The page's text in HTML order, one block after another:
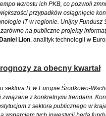
wzrostu ich PKB, co pozwoli
przypadków osiągnięcie
IT w regionie. Unijny Fundusz
na publiczne projekty
Lion, analityk technologii w
za obecny kwartał
sektora IT w Europie Środkowo-
z konkretnymi trendami.
z sektora publicznego w